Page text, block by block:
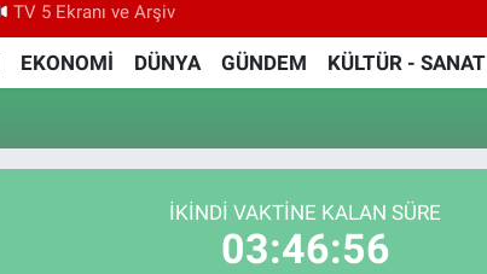
TV 5 Ekranı ve Arşiv
EKONOMİ DÜNYA GÜNDEM KÜLTÜR - SANAT
İKINDI VAKTİNE KALAN SÜRE
03:46:55